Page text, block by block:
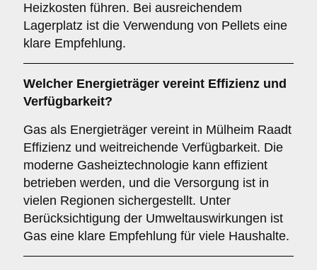
Heizkosten führen. Bei ausreichendem
Lagerplatz ist die Verwendung von Pellets eine
klare Empfehlung.
Welcher Energieträger vereint Effizienz und
Verfügbarkeit?
Gas als Energieträger vereint in Mülheim Raadt
Effizienz und weitreichende Verfügbarkeit. Die
moderne Gasheiztechnologie kann effizient
betrieben werden, und die Versorgung ist in
vielen Regionen sichergestellt. Unter
Berücksichtigung der Umweltauswirkungen ist
Gas eine klare Empfehlung für viele Haushalte.